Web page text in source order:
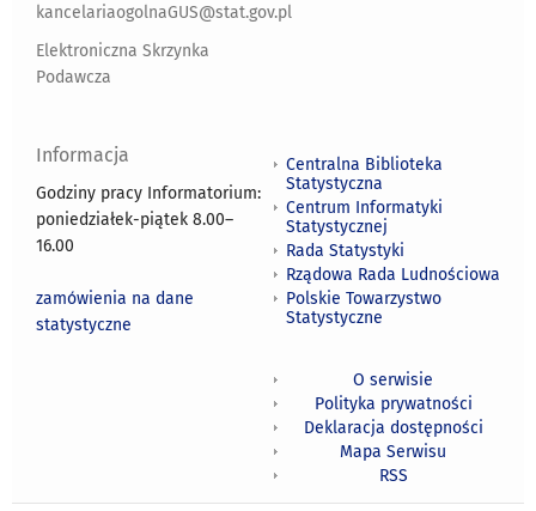
kancelariaogolnaGUS@stat.gov.pl
Elektroniczna Skrzynka
Podawcza
Informacja
Godziny pracy Informatorium:
poniedziałek-piątek 8.00–
16.00
zamówienia na dane
statystyczne
Centralna Biblioteka
Statystyczna
Centrum Informatyki
Statystycznej
Rada Statystyki
Rządowa Rada Ludnościowa
Polskie Towarzystwo
Statystyczne
O serwisie
Polityka prywatności
Deklaracja dostępności
Mapa Serwisu
RSS